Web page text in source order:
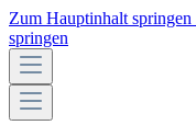
Zum Hauptinhalt springen
springen